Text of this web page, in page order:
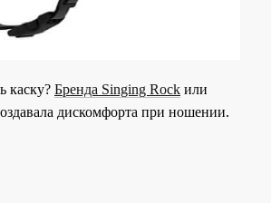
каску? Бренда Singing Rock или
дискомфорта при ношении.